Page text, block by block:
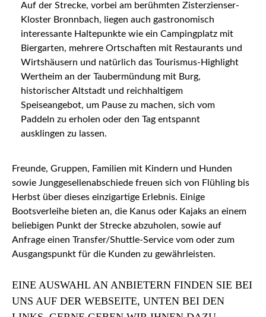
Auf der Strecke, vorbei am berühmten Zisterzienser-
Kloster Bronnbach, liegen auch gastronomisch
interessante Haltepunkte wie ein Campingplatz mit
Biergarten, mehrere Ortschaften mit Restaurants und
Wirtshäusern und natürlich das Tourismus-Highlight
Wertheim an der Taubermündung mit Burg,
historischer Altstadt und reichhaltigem
Speiseangebot, um Pause zu machen, sich vom
Paddeln zu erholen oder den Tag entspannt
ausklingen zu lassen.
Freunde, Gruppen, Familien mit Kindern und Hunden
sowie Junggesellenabschiede freuen sich von Flühling bis
Herbst über dieses einzigartige Erlebnis. Einige
Bootsverleihe bieten an, die Kanus oder Kajaks an einem
beliebigen Punkt der Strecke abzuholen, sowie auf
Anfrage einen Transfer/Shuttle-Service vom oder zum
Ausgangspunkt für die Kunden zu gewährleisten.
EINE AUSWAHL AN ANBIETERN FINDEN SIE BEI
UNS AUF DER WEBSEITE, UNTEN BEI DEN